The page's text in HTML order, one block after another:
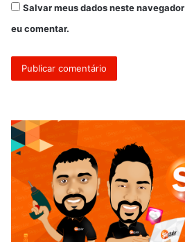
Salvar meus dados neste
eu comentar.